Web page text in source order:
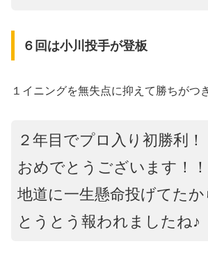
６回は小川投手が登板
１イニングを無失点に抑えて勝ちがつ
２年目でプロ入り初勝利！
おめでとうございます！！
地道に一生懸命投げてたか
とうとう報われましたね♪